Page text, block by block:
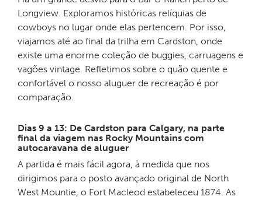
Longview. Exploramos históricas relíquias de
cowboys no lugar onde elas pertencem. Por isso,
viajamos até ao final da trilha em Cardston, onde
existe uma enorme coleção de buggies, carruagens e
vagões vintage. Refletimos sobre o quão quente e
confortável o nosso aluguer de recreação é por
comparação.
Dias 9 a 13: De Cardston para Calgary, na parte
final da viagem nas Rocky Mountains com
autocaravana de aluguer
A partida é mais fácil agora, à medida que nos
dirigimos para o posto avançado original de North
West Mountie, o Fort Macleod estabeleceu 1874. As